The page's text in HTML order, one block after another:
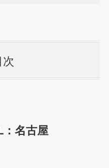
次
：名古屋